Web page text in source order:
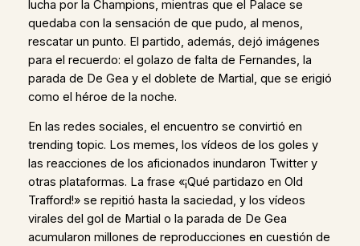
lucha por la Champions, mientras que el Palace se
quedaba con la sensación de que pudo, al menos,
rescatar un punto. El partido, además, dejó imágenes
para el recuerdo: el golazo de falta de Fernandes, la
parada de De Gea y el doblete de Martial, que se erigió
como el héroe de la noche.
En las redes sociales, el encuentro se convirtió en
trending topic. Los memes, los vídeos de los goles y
las reacciones de los aficionados inundaron Twitter y
otras plataformas. La frase «¡Qué partidazo en Old
Trafford!» se repitió hasta la saciedad, y los vídeos
virales del gol de Martial o la parada de De Gea
acumularon millones de reproducciones en cuestión de